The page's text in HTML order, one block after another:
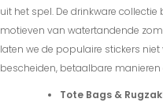
uit het spel. De drinkware
motieven van watertandende
laten we de populaire stickers
bescheiden, betaalbare
Tote Bags &